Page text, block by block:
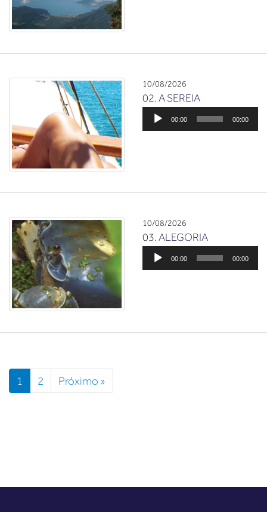
10/08/2026
02. A SEREIA
Tocador
de
00:00 00:00
10/08/2026
03. ALEGORIA
Tocador
de
00:00 00:00
1 2 Próximo »